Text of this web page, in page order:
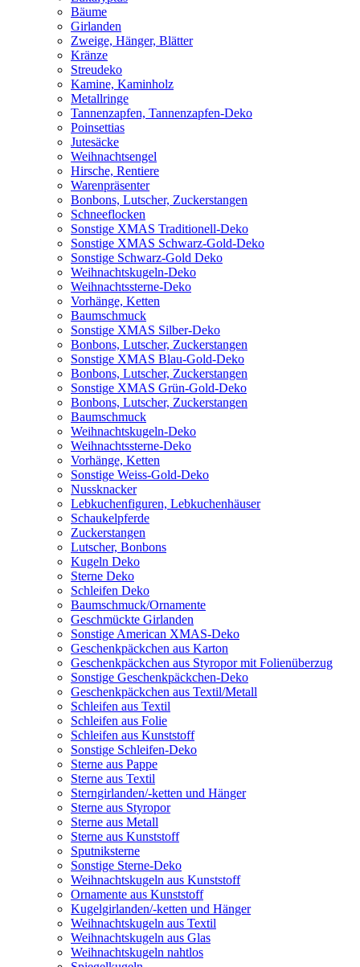
Bäume
Girlanden
Zweige, Hänger, Blätter
Kränze
Streudeko
Kamine, Kaminholz
Metallringe
Tannenzapfen, Tannenzapfen-Deko
Poinsettias
Jutesäcke
Weihnachtsengel
Hirsche, Rentiere
Warenpräsenter
Bonbons, Lutscher, Zuckerstangen
Schneeflocken
Sonstige XMAS Traditionell-Deko
Sonstige XMAS Schwarz-Gold-Deko
Sonstige Schwarz-Gold Deko
Weihnachtskugeln-Deko
Weihnachtssterne-Deko
Vorhänge, Ketten
Baumschmuck
Sonstige XMAS Silber-Deko
Bonbons, Lutscher, Zuckerstangen
Sonstige XMAS Blau-Gold-Deko
Bonbons, Lutscher, Zuckerstangen
Sonstige XMAS Grün-Gold-Deko
Bonbons, Lutscher, Zuckerstangen
Baumschmuck
Weihnachtskugeln-Deko
Weihnachtssterne-Deko
Vorhänge, Ketten
Sonstige Weiss-Gold-Deko
Nussknacker
Lebkuchenfiguren, Lebkuchenhäuser
Schaukelpferde
Zuckerstangen
Lutscher, Bonbons
Kugeln Deko
Sterne Deko
Schleifen Deko
Baumschmuck/Ornamente
Geschmückte Girlanden
Sonstige American XMAS-Deko
Geschenkpäckchen aus Karton
Geschenkpäckchen aus Styropor mit Folienüberzug
Sonstige Geschenkpäckchen-Deko
Geschenkpäckchen aus Textil/Metall
Schleifen aus Textil
Schleifen aus Folie
Schleifen aus Kunststoff
Sonstige Schleifen-Deko
Sterne aus Pappe
Sterne aus Textil
Sterngirlanden/-ketten und Hänger
Sterne aus Styropor
Sterne aus Metall
Sterne aus Kunststoff
Sputniksterne
Sonstige Sterne-Deko
Weihnachtskugeln aus Kunststoff
Ornamente aus Kunststoff
Kugelgirlanden/-ketten und Hänger
Weihnachtskugeln aus Textil
Weihnachtskugeln aus Glas
Weihnachtskugeln nahtlos